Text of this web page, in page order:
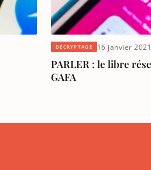
DÉCRYPTAGE 16 janvier 2021
PARLER : le libre
GAFA